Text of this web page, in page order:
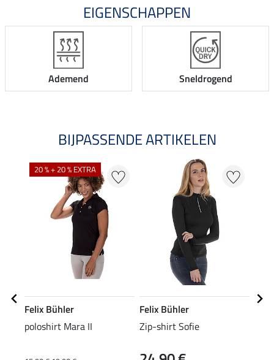
EIGENSCHAPPEN
Ademend Sneldrogend
BIJPASSENDE ARTIKELEN
20 % + 20 % EXTRA
Felix Bühler
poloshirt Mara II
Felix Bühler
Zip-shirt Sofie